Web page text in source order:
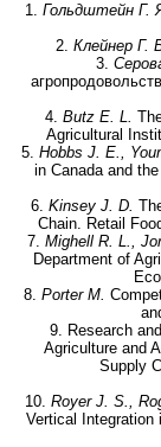
1. Гольдштейн Г.
2. Клейнер Г.
3.
4. Butz E. L.
Agricultural
5. Hobbs J. E.,
in Canada and
6. Kinsey J. D.
Chain. Retail
7. Mighell R. L.,
Department of
8. Porter M.
9. Research
Agriculture and
Supply
10. Royer J. S.,
Vertical Integration